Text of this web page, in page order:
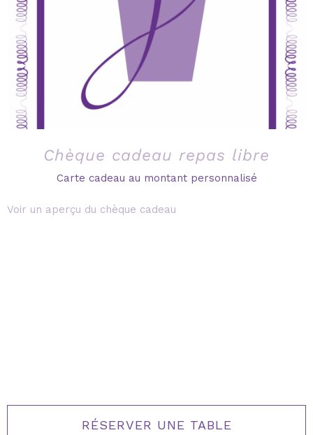
Chèque cadeau repas libre
Carte cadeau au montant personnalisé
Voir un aperçu du chèque cadeau
RÉSERVER UNE TABLE